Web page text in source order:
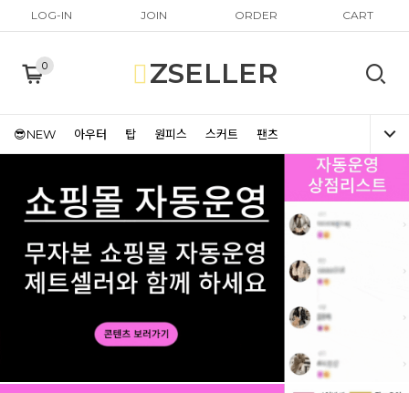
LOG-IN JOIN ORDER CART
0 ZSELLER
😎NEW 아우터 탑 원피스 스커트 팬츠